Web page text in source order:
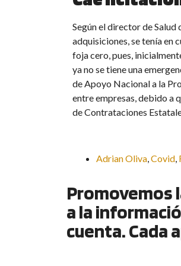
Según el director de Salud
adquisiciones, se tenía en
foja cero, pues,
ya no se tiene una
de Apoyo Nacional a la
entre empresas, debido a
de Contrataciones
Adrian Oliva,Covid,
Promovemos
a la
cuenta. Cada